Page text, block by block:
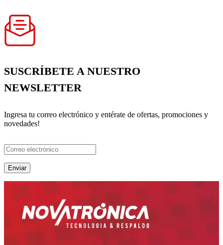
SUSCRÍBETE A NUESTRO
NEWSLETTER
Ingresa tu correo electrónico y entérate de ofertas, promociones y
novedades!